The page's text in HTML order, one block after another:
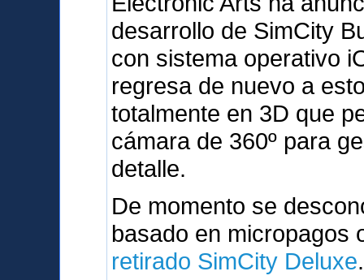
desarrollo de SimCity
con sistema operativo
regresa de nuevo a
totalmente en 3D que
cámara de 360º para
detalle.
De momento se
basado en micropagos
retirado SimCity Deluxe.